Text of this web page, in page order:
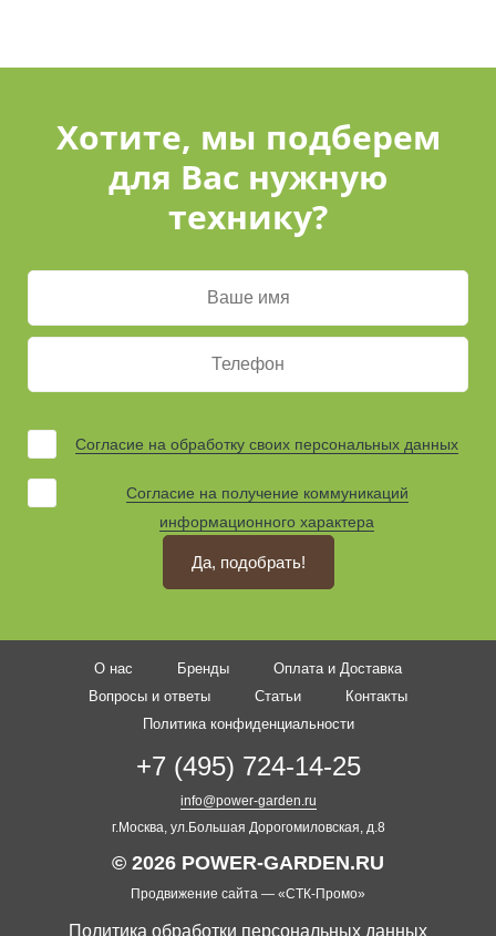
Хотите, мы подберем
для Вас нужную
технику?
Согласие на обработку своих персональных данных
Согласие на получение коммуникаций
информационного характера
Да, подобрать!
О нас Бренды
Оплата и Доставка
Вопросы и ответы
Статьи
Контакты
Политика конфиденциальности
+7 (495) 724-14-25
info@power-garden.ru
г.Москва, ул.Большая Дорогомиловская, д.8
© 2026 POWER-GARDEN.RU
Продвижение сайта — «СТК-Промо»
Политика обработки персональных данных